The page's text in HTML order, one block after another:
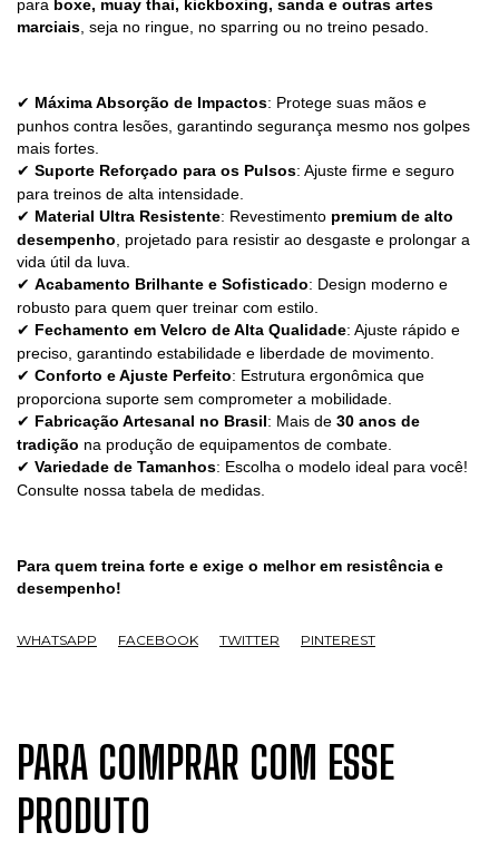
para boxe, muay thai, kickboxing, sanda e outras artes
marciais , seja no ringue, no sparring ou no treino pesado.
✔ Máxima Absorção de Impactos: Protege suas mãos e
punhos contra lesões, garantindo segurança mesmo nos golpes
mais fortes.
✔ Suporte Reforçado para os Pulsos: Ajuste firme e seguro
para treinos de alta intensidade.
✔ Material Ultra Resistente: Revestimento premium de alto
desempenho , projetado para resistir ao desgaste e prolongar a
vida útil da luva.
✔ Acabamento Brilhante e Sofisticado: Design moderno e
robusto para quem quer treinar com estilo.
✔ Fechamento em Velcro de Alta Qualidade: Ajuste rápido e
preciso, garantindo estabilidade e liberdade de movimento.
✔ Conforto e Ajuste Perfeito: Estrutura ergonômica que
proporciona suporte sem comprometer a mobilidade.
✔ Fabricação Artesanal no Brasil: Mais de 30 anos de
tradição na produção de equipamentos de combate.
✔ Variedade de Tamanhos: Escolha o modelo ideal para você!
Consulte nossa tabela de medidas.
Para quem treina forte e exige o melhor em resistência e
desempenho!
WHATSAPP FACEBOOK TWITTER PINTEREST
PARA COMPRAR COM ESSE
PRODUTO